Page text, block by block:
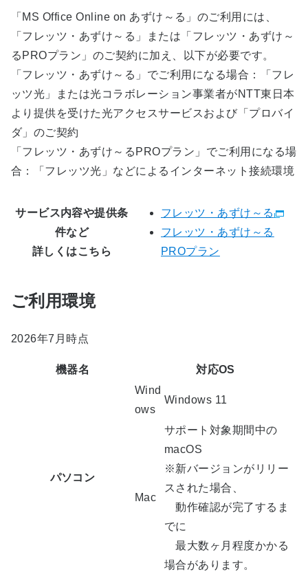
「MS Office Online on あずけ～る」のご利用には、
「フレッツ・あずけ～る」または「フレッツ・あずけ～
るPROプラン」のご契約に加え、以下が必要です。
「フレッツ・あずけ～る」でご利用になる場合：「フレ
ッツ光」または光コラボレーション事業者がNTT東日本
より提供を受けた光アクセスサービスおよび「プロバイ
ダ」のご契約
「フレッツ・あずけ～るPROプラン」でご利用になる場
合：「フレッツ光」などによるインターネット接続環境
サービス内容や提供条
件など
詳しくはこちら
フレッツ・あずけ～る
フレッツ・あずけ～る
PROプラン
ご利用環境
2026年7月時点
機器名 対応OS
パソコン
Wind
ows
Windows 11
Mac
サポート対象期間中の
macOS
※新バージョンがリリー
スされた場合、
動作確認が完了するま
でに
最大数ヶ月程度かかる
場合があります。